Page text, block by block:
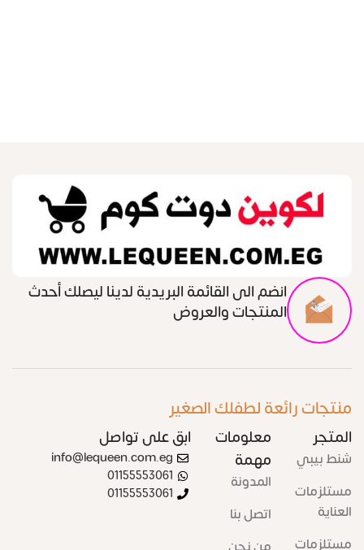
انضم الى القائمة البريدية لدينا ليصلك أحدث
المنتجات والعروض
منتجات رائعة لطفلك الصغير
المتجر
شنط بيبي
مستلزمات
العناية
مستلزمات
معلومات
مهمة
المدونة
اتصل بنا
ابق على تواصل
info@lequeen.com.eg
01155553061
01155553061